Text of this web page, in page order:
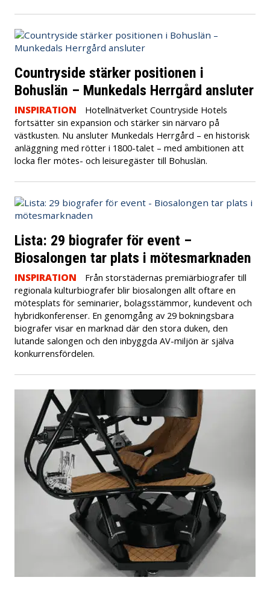
Countryside stärker positionen i
Bohuslän – Munkedals Herrgård ansluter
INSPIRATION
Hotellnätverket Countryside Hotels
fortsätter sin expansion och stärker sin närvaro på
västkusten. Nu ansluter Munkedals Herrgård – en historisk
anläggning med rötter i 1800-talet – med ambitionen att
locka fler mötes- och leisuregäster till Bohuslän.
Lista: 29 biografer för event –
Biosalongen tar plats i mötesmarknaden
INSPIRATION
Från storstädernas premiärbiografer till
regionala kulturbiografer blir biosalongen allt oftare en
mötesplats för seminarier, bolagsstämmor, kundevent och
hybridkonferenser. En genomgång av 29 bokningsbara
biografer visar en marknad där den stora duken, den
lutande salongen och den inbyggda AV-miljön är själva
konkurrensfördelen.